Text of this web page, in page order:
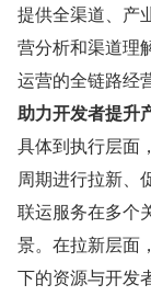
提供全渠道、产
营分析和渠道理
运营的全链路经
助力开发者提升
具体到执行层面
周期进行拉新、
联运服务在多个
景。在拉新层面
下的资源与开发